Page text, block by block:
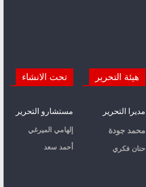
هيئة التحرير
مديرا التحرير
محمد جودة
حنان فكري
تحت الانشاء
مستشارو التحرير
إلهامي الميرغي
أحمد سعد